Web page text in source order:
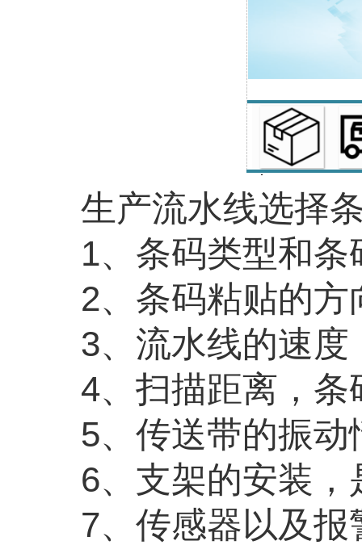
生产流水线选择
1、条码类型和
2、条码粘贴的
3、流水线的速度
4、扫描距离，
5、传送带的振动
6、支架的安装
7、传感器以及报